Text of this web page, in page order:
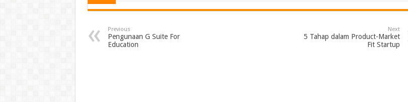
Previous
Pengunaan G Suite For
Education
Next
5 Tahap dalam Product-Market
Fit Startup